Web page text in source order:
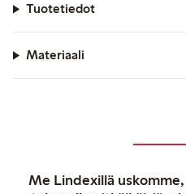
Tuotetiedot
Materiaali
Me Lindexillä